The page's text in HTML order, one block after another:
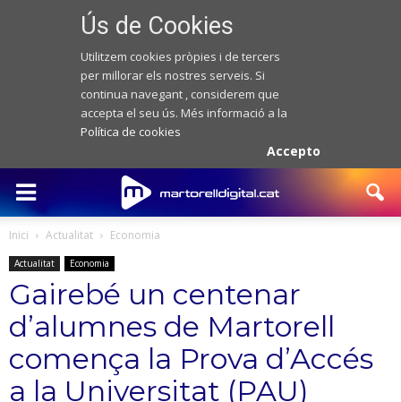
Ús de Cookies
Utilitzem cookies pròpies i de tercers
per millorar els nostres serveis. Si
continua navegant , considerem que
accepta el seu ús. Més informació a la
Política de cookies
Accepto
Inici Actualitat Economia
Actualitat Economia
Gairebé un centenar
d’alumnes de Martorell
comença la Prova d’Accés
a la Universitat (PAU)